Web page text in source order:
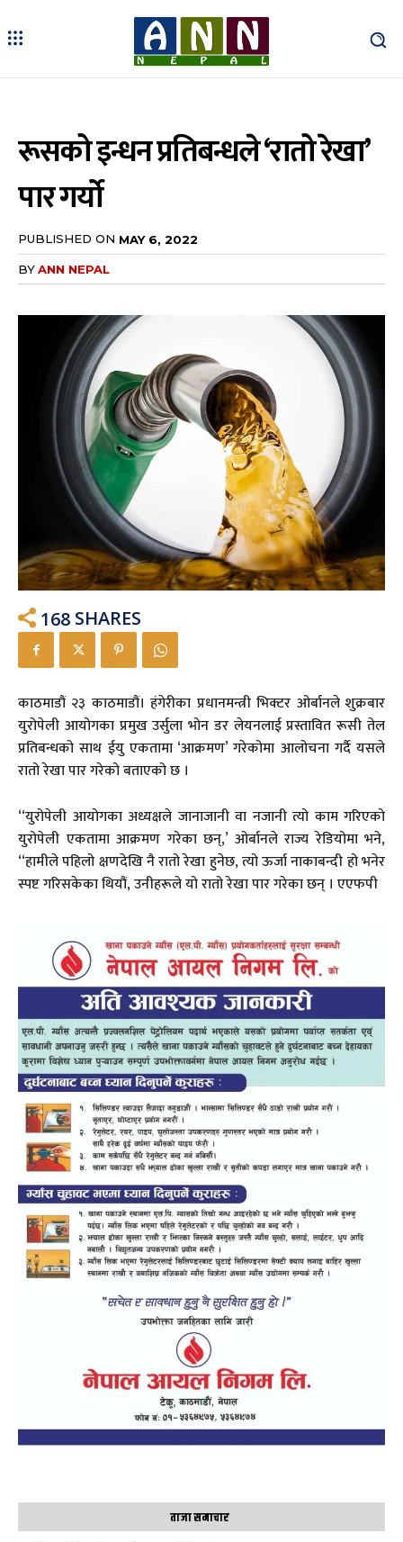
रूसको इन्धन प्रतिबन्धले ‘रातो रेखा’
पार गर्यो
PUBLISHED ON MAY 6, 2022
BYANN NEPAL
168 SHARES
काठमाडौं २३ काठमाडौं। हंगेरीका प्रधानमन्त्री भिक्टर ओर्बानले शुक्रबार
युरोपेली आयोगका प्रमुख उर्सुला भोन डर लेयनलाई प्रस्तावित रूसी तेल
प्रतिबन्धको साथ ईयु एकतामा ‘आक्रमण’ गरेकोमा आलोचना गर्दै यसले
रातो रेखा पार गरेको बताएको छ ।
‘‘युरोपेली आयोगका अध्यक्षले जानाजानी वा नजानी त्यो काम गरिएको
युरोपेली एकतामा आक्रमण गरेका छन्,’ ओर्बानले राज्य रेडियोमा भने,
‘‘हामीले पहिलो क्षणदेखि नै रातो रेखा हुनेछ, त्यो ऊर्जा नाकाबन्दी हो भनेर
स्पष्ट गरिसकेका थियौं, उनीहरूले यो रातो रेखा पार गरेका छन् । एएफपी
ताजा समाचार